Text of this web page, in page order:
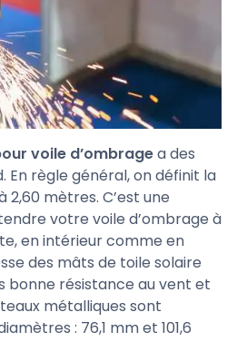
voile d’ombragea des
En règle général, on définit la
2,60 mètres. C’est une
votre voile d’ombrage à
en intérieur comme en
des mâts de toile solaire
bonne résistance au vent et
métalliques sont
: 76,1 mm et 101,6